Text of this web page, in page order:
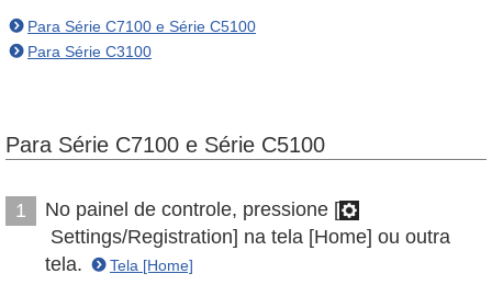
Para Série C7100 e Série C5100
Para Série C3100
Para Série C7100 e Série C5100
1
No painel de controle, pressione [
Settings/Registration] na tela [Home] ou outra
tela.
Tela [Home]